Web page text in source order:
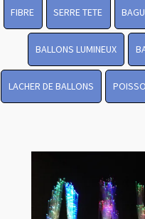
FIBRE SERRE TETE
BALLONS LUMINEUX
LACHER DE BALLONS